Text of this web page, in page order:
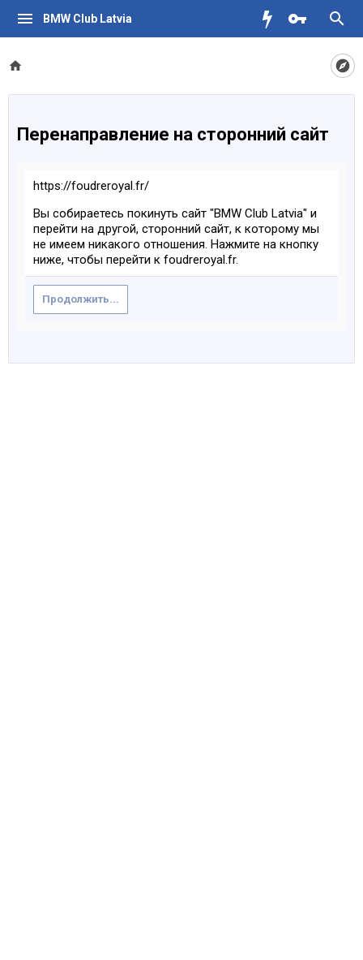
BMW Club Latvia
Перенаправление на сторонний сайт
https://foudreroyal.fr/
Вы собираетесь покинуть сайт "BMW Club Latvia" и
перейти на другой, сторонний сайт, к которому мы
не имеем никакого отношения. Нажмите на кнопку
ниже, чтобы перейти к foudreroyal.fr.
Продолжить...